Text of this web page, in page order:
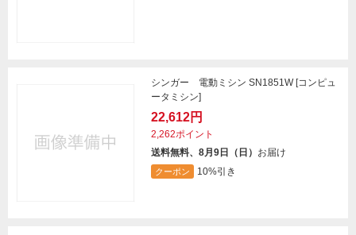
シンガー 電動ミシン SN1851W [コンピュ
ータミシン]
22,612円
2,262ポイント
送料無料、8月9日（日） お届け
クーポン 10%引き